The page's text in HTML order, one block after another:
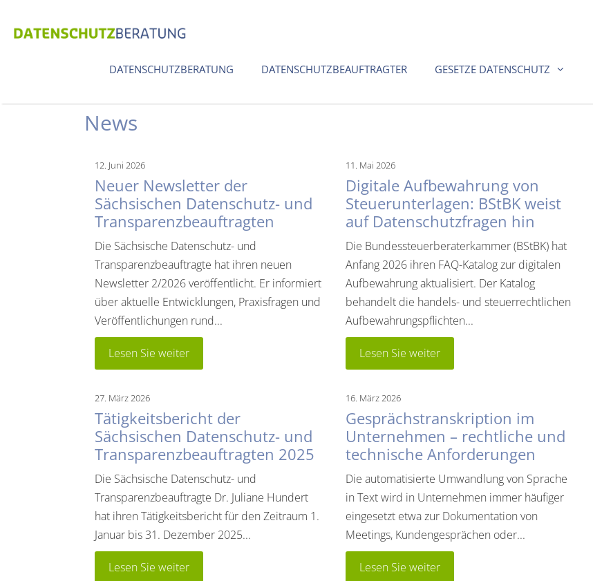
Inhalt
DATENSCHUTZBERATUNG DATENSCHUTZBEAUFTRAGTER GESETZE DATENSCHUTZ
News
12. Juni 2026
Neuer Newsletter der
Sächsischen Datenschutz- und
Transparenzbeauftragten
Die Sächsische Datenschutz- und
Transparenzbeauftragte hat ihren neuen
Newsletter 2/2026 veröffentlicht. Er informiert
über aktuelle Entwicklungen, Praxisfragen und
Veröffentlichungen rund...
Lesen Sie weiter
11. Mai 2026
Digitale Aufbewahrung von
Steuerunterlagen: BStBK weist
auf Datenschutzfragen hin
Die Bundessteuerberaterkammer (BStBK) hat
Anfang 2026 ihren FAQ-Katalog zur digitalen
Aufbewahrung aktualisiert. Der Katalog
behandelt die handels- und steuerrechtlichen
Aufbewahrungspflichten...
Lesen Sie weiter
27. März 2026
Tätigkeitsbericht der
Sächsischen Datenschutz- und
Transparenzbeauftragten 2025
Die Sächsische Datenschutz- und
Transparenzbeauftragte Dr. Juliane Hundert
hat ihren Tätigkeitsbericht für den Zeitraum 1.
Januar bis 31. Dezember 2025...
Lesen Sie weiter
16. März 2026
Gesprächstranskription im
Unternehmen – rechtliche und
technische Anforderungen
Die automatisierte Umwandlung von Sprache
in Text wird in Unternehmen immer häufiger
eingesetzt etwa zur Dokumentation von
Meetings, Kundengesprächen oder...
Lesen Sie weiter